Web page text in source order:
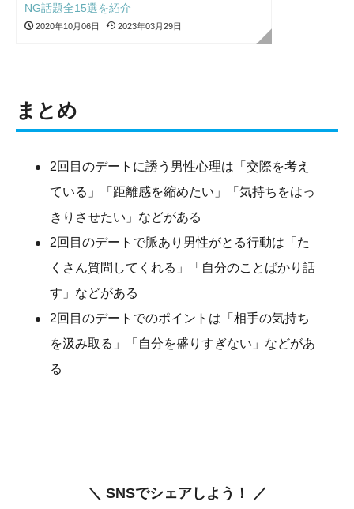
NG話題全15選を紹介
2020年10月06日 2023年03月29日
まとめ
2回目のデートに誘う男性心理は「交際を考え
ている」「距離感を縮めたい」「気持ちをはっ
きりさせたい」などがある
2回目のデートで脈あり男性がとる行動は「た
くさん質問してくれる」「自分のことばかり話
す」などがある
2回目のデートでのポイントは「相手の気持ち
を汲み取る」「自分を盛りすぎない」などがあ
る
＼ SNSでシェアしよう！ ／